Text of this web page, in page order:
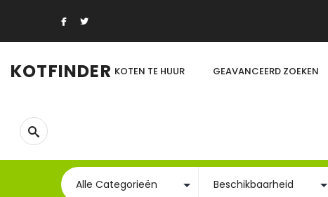
KOTFINDER KOTEN TE HUUR GEAVANCEERD ZOEKEN